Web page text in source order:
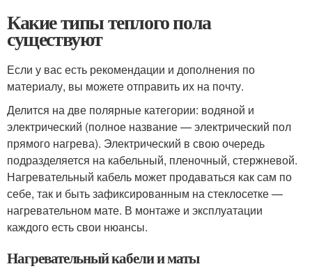
Какие типы теплого пола
существуют
Если у вас есть рекомендации и дополнения по
материалу, вы можете отправить их на почту.
Делится на две полярные категории: водяной и
электрический (полное название — электрический пол
прямого нагрева). Электрический в свою очередь
подразделяется на кабельный, пленочный, стержневой.
Нагревательный кабель может продаваться как сам по
себе, так и быть зафиксированным на стеклосетке —
нагревательном мате. В монтаже и эксплуатации
каждого есть свои нюансы.
Нагревательный кабели и маты